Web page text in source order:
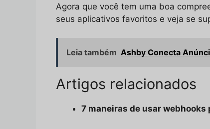
Agora que você tem uma boa
seus aplicativos favoritos e veja se
Leia também Ashby Conecta
Artigos relacionados
7 maneiras de usar